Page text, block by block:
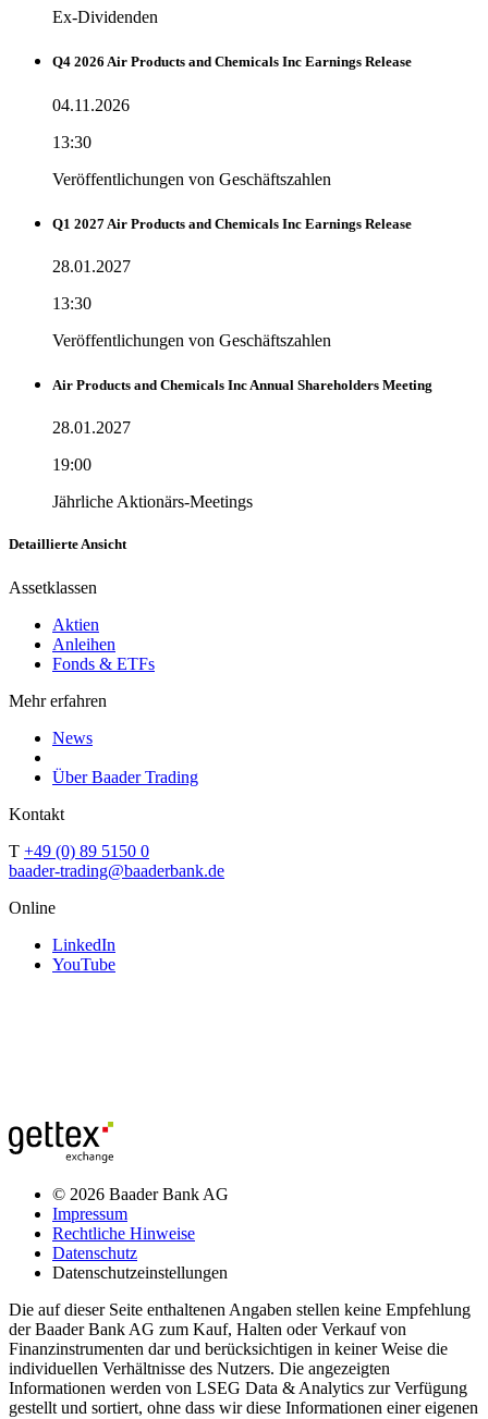
Ex-Dividenden
Q4 2026 Air Products and Chemicals Inc Earnings Release
04.11.2026
13:30
Veröffentlichungen von Geschäftszahlen
Q1 2027 Air Products and Chemicals Inc Earnings Release
28.01.2027
13:30
Veröffentlichungen von Geschäftszahlen
Air Products and Chemicals Inc Annual Shareholders Meeting
28.01.2027
19:00
Jährliche Aktionärs-Meetings
Detaillierte Ansicht
Assetklassen
Aktien
Anleihen
Fonds & ETFs
Mehr erfahren
News
Über Baader Trading
Kontakt
T +49 (0) 89 5150 0
baader-trading@baaderbank.de
Online
LinkedIn
YouTube
© 2026 Baader Bank AG
Impressum
Rechtliche Hinweise
Datenschutz
Datenschutzeinstellungen
Die auf dieser Seite enthaltenen Angaben stellen keine Empfehlung
der Baader Bank AG zum Kauf, Halten oder Verkauf von
Finanzinstrumenten dar und berücksichtigen in keiner Weise die
individuellen Verhältnisse des Nutzers. Die angezeigten
Informationen werden von LSEG Data & Analytics zur Verfügung
gestellt und sortiert, ohne dass wir diese Informationen einer eigenen